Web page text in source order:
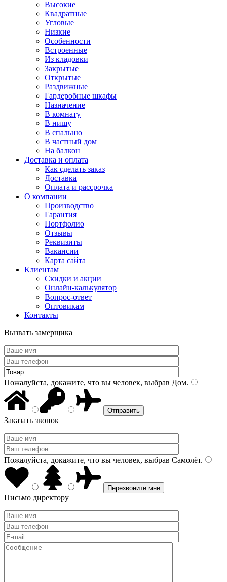
Высокие
Квадратные
Угловые
Низкие
Особенности
Встроенные
Из кладовки
Закрытые
Открытые
Раздвижные
Гардеробные шкафы
Назначение
В комнату
В нишу
В спальню
В частный дом
На балкон
Доставка и оплата
Как сделать заказ
Доставка
Оплата и рассрочка
О компании
Производство
Гарантия
Портфолио
Отзывы
Реквизиты
Вакансии
Карта сайта
Клиентам
Скидки и акции
Онлайн-калькулятор
Вопрос-ответ
Оптовикам
Контакты
Вызвать замерщика
Пожалуйста, докажите, что вы человек, выбрав Дом.
Заказать звонок
Пожалуйста, докажите, что вы человек, выбрав Самолёт.
Письмо директору